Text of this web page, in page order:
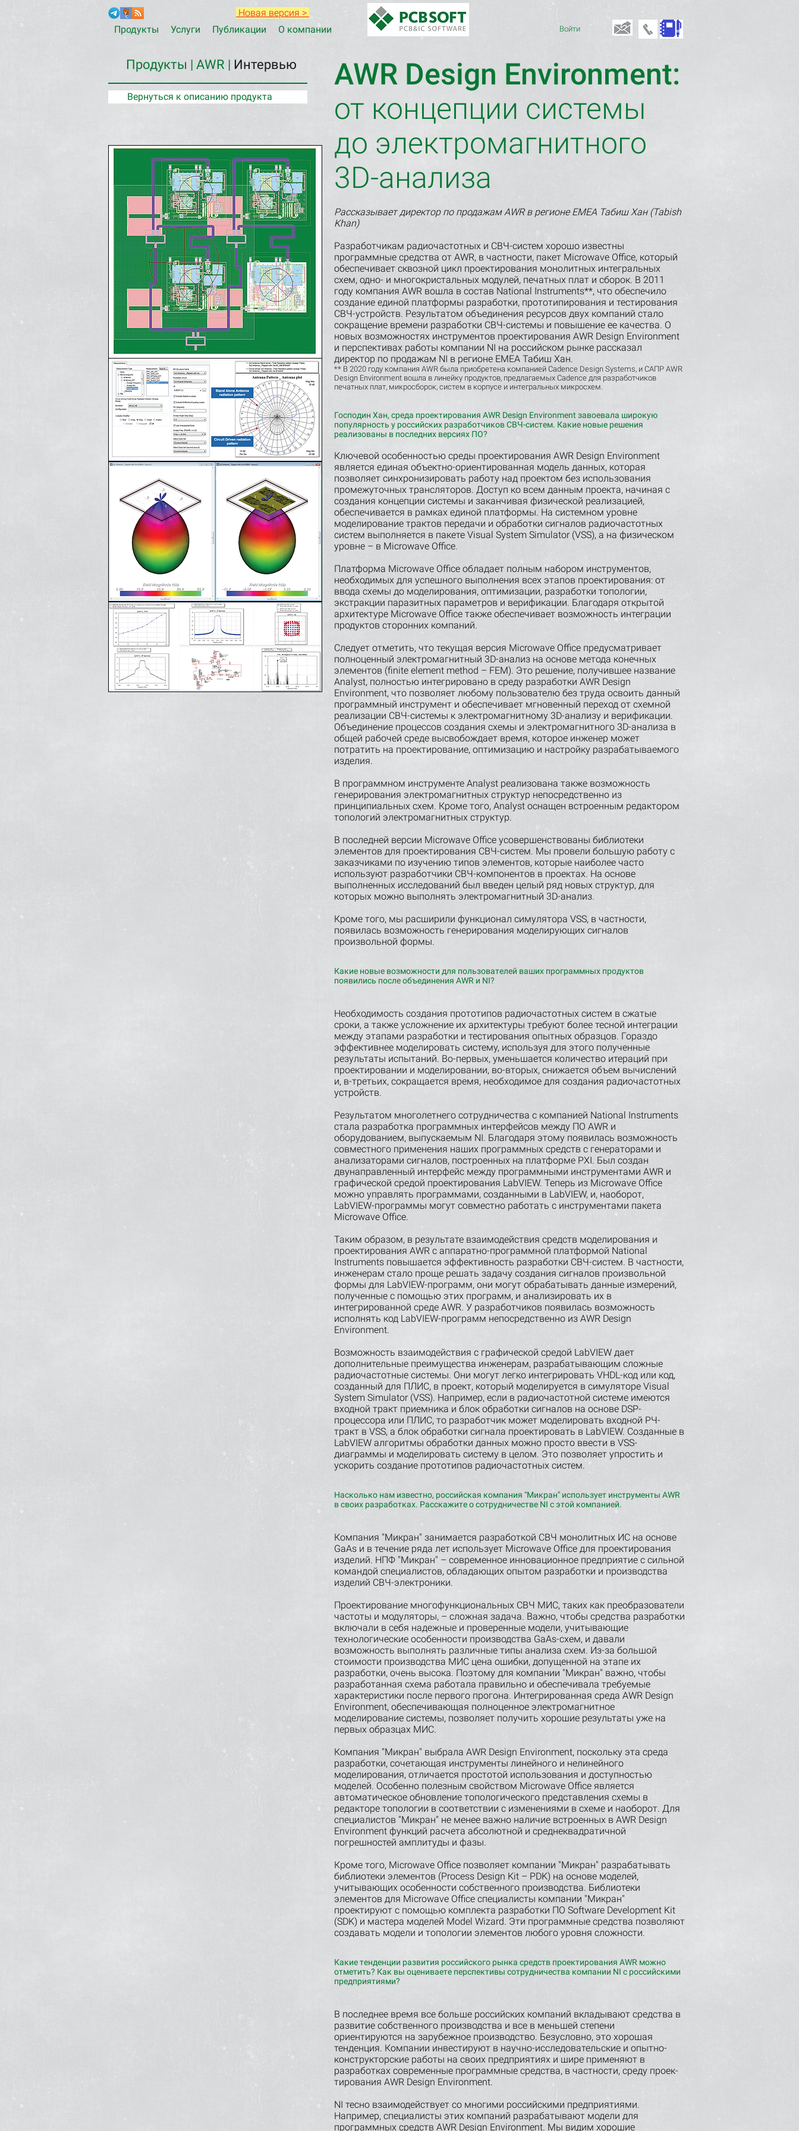
Новая версия >
Продукты
Услуги Публикации О компании Войти
Продукты | AWR | Интервью
Вернуться к описанию продукта
AWR Design Environment:
от концепции системы
до электромагнитного
3D-анализа
Рассказывает директор по продажам AWR в регионе EMEA Табиш Хан (Tabish
Khan)
Разработчикам радиочастотных и СВЧ-систем хорошо известны
программные средства от AWR, в частности, пакет Microwave Office, который
обеспечивает сквозной цикл проектирования монолитных интегральных
схем, одно- и многокристальных модулей, печатных плат и сборок. В 2011
году компания AWR вошла в состав National Instruments**, что обеспечило
создание единой платформы разработки, прототипирования и тестирования
СВЧ-устройств. Результатом объединения ресурсов двух компаний стало
сокращение времени разработки СВЧ-системы и повышение ее качества. О
новых возможностях инструментов проектирования AWR Design Environment
и перспективах работы компании NI на российском рынке рассказал
директор по продажам NI в регионе EMEA Табиш Хан.
** В 2020 году компания AWR была приобретена компанией Cadence Design Systems, и САПР AWR
Design Environment вошла в линейку продуктов, предлагаемых Cadence для разработчиков
печатных плат, микросборок, систем в корпусе и интегральных микросхем.
Господин Хан, среда проектирования AWR Design Environment завоевала широкую
популярность у российских разработчиков СВЧ-систем. Какие новые решения
реализованы в последних версиях ПО?
Ключевой особенностью среды проектирования AWR Design Environment
является единая объектно-ориентированная модель данных, которая
позволяет синхронизировать работу над проектом без использования
промежуточных трансляторов. Доступ ко всем данным проекта, начиная с
создания концепции системы и заканчивая физической реализацией,
обеспечивается в рамках единой платформы. На системном уровне
моделирование трактов передачи и обработки сигналов радиочастотных
систем выполняется в пакете Visual System Simulator (VSS), а на физическом
уровне – в Microwave Office.
Платформа Microwave Office обладает полным набором инструментов,
необходимых для успешного выполнения всех этапов проектирования: от
ввода схемы до моделирования, оптимизации, разработки топологии,
экстракции паразитных параметров и верификации. Благодаря открытой
архитектуре Microwave Office также обеспечивает возможность интеграции
продуктов сторонних компаний.
Следует отметить, что текущая версия Microwave Office предусматривает
полноценный электромагнитный 3D-анализ на основе метода конечных
элементов (finite element method – FEM). Это решение, получившее название
Analyst, полностью интегрировано в среду разработки AWR Design
Environment, что позволяет любому пользователю без труда освоить данный
программный инструмент и обеспечивает мгновенный переход от схемной
реализации СВЧ-системы к электромагнитному 3D-анализу и верификации.
Объединение процессов создания схемы и электромагнитного 3D-анализа в
общей рабочей среде высвобождает время, которое инженер может
потратить на проектирование, оптимизацию и настройку разрабатываемого
изделия.
В программном инструменте Analyst реализована также возможность
генерирования электромагнитных структур непосредственно из
принципиальных схем. Кроме того, Analyst оснащен встроенным редактором
топологий электромагнитных структур.
В последней версии Microwave Office усовершенствованы библиотеки
элементов для проектирования СВЧ-систем. Мы провели большую работу с
заказчиками по изучению типов элементов, которые наиболее часто
используют разработчики СВЧ-компонентов в проектах. На основе
выполненных исследований был введен целый ряд новых структур, для
которых можно выполнять электромагнитный 3D-анализ.
Кроме того, мы расширили функционал симулятора VSS, в частности,
появилась возможность генерирования моделирующих сигналов
произвольной формы.
Какие новые возможности для пользователей ваших программных продуктов
появились после объединения AWR и NI?
Необходимость создания прототипов радиочастотных систем в сжатые
сроки, а также усложнение их архитектуры требуют более тесной интеграции
между этапами разработки и тестирования опытных образцов. Гораздо
эффективнее моделировать систему, используя для этого полученные
результаты испытаний. Во-первых, уменьшается количество итераций при
проектировании и моделировании, во-вторых, снижается объем вычислений
и, в-третьих, сокращается время, необходимое для создания радиочастотных
устройств.
Результатом многолетнего сотрудничества с компанией National Instruments
стала разработка программных интерфейсов между ПО AWR и
оборудованием, выпускаемым NI. Благодаря этому появилась возможность
совместного применения наших программных средств с генераторами и
анализаторами сигналов, построенных на платформе PXI. Был создан
двунаправленный интерфейс между программными инструментами AWR и
графической средой проектирования LabVIEW. Теперь из Microwave Office
можно управлять программами, созданными в LabVIEW, и, наоборот,
LabVIEW-программы могут совместно работать с инструментами пакета
Microwave Office.
Таким образом, в результате взаимодействия средств моделирования и
проектирования AWR с аппаратно-программной платформой National
Instruments повышается эффективность разработки СВЧ-систем. В частности,
инженерам стало проще решать задачу создания сигналов произвольной
формы для LabVIEW-программ, они могут обрабатывать данные измерений,
полученные с помощью этих программ, и анализировать их в
интегрированной среде AWR. У разработчиков появилась возможность
исполнять код LabVIEW-программ непосредственно из AWR Design
Environment.
Возможность взаимодействия с графической средой LabVIEW дает
дополнительные преимущества инженерам, разрабатывающим сложные
радиочастотные системы. Они могут легко интегрировать VHDL-код или код,
созданный для ПЛИС, в проект, который моделируется в симуляторе Visual
System Simulator (VSS). Например, если в радиочастотной системе имеются
входной тракт приемника и блок обработки сигналов на основе DSP-
процессора или ПЛИС, то разработчик может моделировать входной РЧ-
тракт в VSS, а блок обработки сигнала проектировать в LabVIEW. Созданные в
LabVIEW алгоритмы обработки данных можно просто ввести в VSS-
диаграммы и моделировать систему в целом. Это позволяет упростить и
ускорить создание прототипов радиочастотных систем.
Насколько нам известно, российская компания "Микран" использует инструменты AWR
в своих разработках. Расскажите о сотрудничестве NI с этой компанией.
Компания "Микран" занимается разработкой СВЧ монолитных ИС на основе
GaAs и в течение ряда лет использует Microwave Office для проектирования
изделий. НПФ "Микран" – современное инновационное предприятие с сильной
командой специалистов, обладающих опытом разработки и производства
изделий СВЧ-электроники.
Проектирование многофункциональных СВЧ МИС, таких как преобразователи
частоты и модуляторы, – сложная задача. Важно, чтобы средства разработки
включали в себя надежные и проверенные модели, учитывающие
технологические особенности производства GaAs-схем, и давали
возможность выполнять различные типы анализа схем. Из-за большой
стоимости производства МИС цена ошибки, допущенной на этапе их
разработки, очень высока. Поэтому для компании "Микран" важно, чтобы
разработанная схема работала правильно и обеспечивала требуемые
характеристики после первого прогона. Интегрированная среда AWR Design
Environment, обеспечивающая полноценное электромагнитное
моделирование системы, позволяет получить хорошие результаты уже на
первых образцах МИС.
Компания "Микран" выбрала AWR Design Environment, поскольку эта среда
разработки, сочетающая инструменты линейного и нелинейного
моделирования, отличается простотой использования и доступностью
моделей. Особенно полезным свойством Microwave Office является
автоматическое обновление топологического представления схемы в
редакторе топологии в соответствии с изменениями в схеме и наоборот. Для
специалистов "Микран" не менее важно наличие встроенных в AWR Design
Environment функций расчета абсолютной и среднеквадратичной
погрешностей амплитуды и фазы.
Кроме того, Microwave Office позволяет компании "Микран" разрабатывать
библио­теки элементов (Process Design Kit – PDK) на основе моделей,
учитывающих особенности собственного производства. Библиотеки
элементов для Microwave Office специалисты компании "Микран"
проектируют с помощью комплекта разработки ПО Software Development Kit
(SDK) и мастера моделей Model Wizard. Эти программные средства позволяют
создавать модели и топологии элементов любого уровня сложности.
Какие тенденции развития российского рынка средств проектирования AWR можно
отметить? Как вы оцениваете перспективы сотрудничества компании NI с российскими
предприятиями?
В последнее время все больше российских компаний вкладывают средства в
развитие собственного производства и все в меньшей степени
ориентируются на зарубежное производство. Безусловно, это хорошая
тенденция. Компании инвестируют в научно-исследовательские и опытно-
конструкторские работы на своих предприятиях и шире применяют в
разработках современные программные средства, в частности, среду проек­
тирования AWR Design Environment.
NI тесно взаимодействует со многими российскими предприятиями.
Например, специалисты этих компаний разрабатывают модели для
программных средств AWR Design Environment. Мы видим хорошие